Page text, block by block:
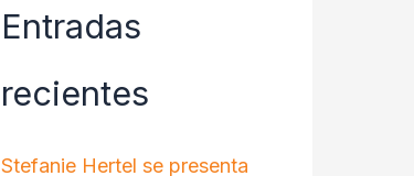
Entradas
recientes
Stefanie Hertel se presenta